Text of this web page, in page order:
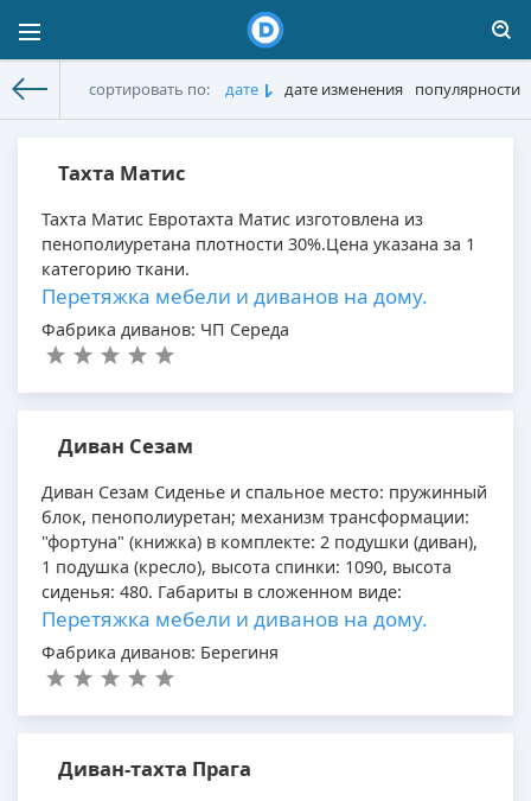
сортировать по: дате дате изменения популярности
Тахта Матис
Тахта Матис Евротахта Матис изготовлена из
пенополиуретана плотности 30%.Цена указана за 1
категорию ткани.
Перетяжка мебели и диванов на дому.
Фабрика диванов: ЧП Середа
Диван Сезам
Диван Сезам Сиденье и спальное место: пружинный
блок, пенополиуретан; механизм трансформации:
"фортуна" (книжка) в комплекте: 2 подушки (диван),
1 подушка (кресло), высота спинки: 1090, высота
сиденья: 480. Габариты в сложенном виде:
Перетяжка мебели и диванов на дому.
Фабрика диванов: Берегиня
Диван-тахта Прага